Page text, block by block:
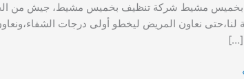
مشيط شركة تنظيف بخميس مشيط، جيش من الخبراء
لنا،حتى نعاون المريض ليخطو أولى درجات
[…]